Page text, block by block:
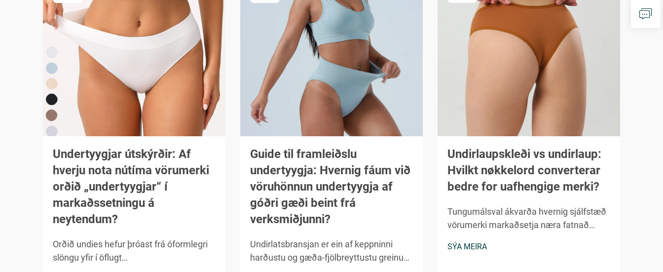
Undertyygjar útskýrðir: Af
hverju nota nútíma vörumerki
orðið „undertyygjar“ í
markaðssetningu á
neytendum?
Orðið undies hefur þróast frá óformlegri
slöngu yfir í öflugt
Guide til framleiðslu
undertyygja: Hvernig fáum við
vöruhönnun undertyygja af
góðri gæði beint frá
verksmiðjunni?
Undirlatsbransjan er ein af keppninni
harðustu og gæða-fjölbreyttustu greinum
Undirlaupskleði vs undirlaup:
Hvilkt nøkkelord converterar
bedre for uafhengige merki?
Tungumálsval ákvarða hvernig sjálfstæð
vörumerki markaðsetja næra fatnað
umbreytingarhlutfall og stöðu
SÝA MEIRA